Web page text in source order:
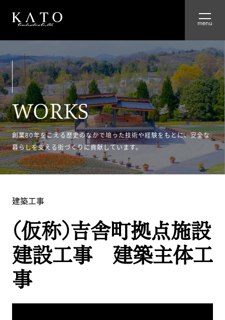
ABOUT
ADVANTAGE
WORKS
RECRUIT
GROUP
GALLERY
WORKS
創業80年をこえる歴史のなかで培った技術や経験をもとに、安全な
暮らしを支える街づくりに貢献しています。
建築工事
(仮称)吉舎町拠点施設
建設工事 建築主体工
事